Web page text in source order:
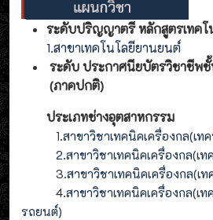
ระดับปริญญาตรี หลักสูตรเทค
1.สาขาเทคโนโลยียานยนต์
ระดับ ประกาศนียบัตรวิชาชีพชั้
(ภาคปกติ)
ประเภทช่างอุตสาหกรรม
1.สาขาวิชาเทคนิคเครื่องกล(เ
2.สาขาวิชาเทคนิคเครื่องกล(เ
3.สาขาวิชาเทคนิคเครื่องกล(เ
4.สาขาวิชาเทคนิคเครื่องกล(เท
รถยนต์)